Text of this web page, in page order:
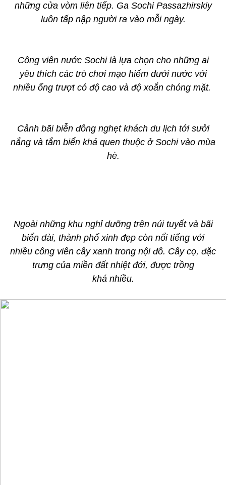
những cửa vòm liên tiếp. Ga Sochi Passazhirskiy
luôn tấp nập người ra vào mỗi ngày.
Công viên nước Sochi là lựa chọn cho những ai
yêu thích các trò chơi mạo hiểm dưới nước với
nhiều ống trượt có độ cao và độ xoắn chóng mặt.
Cảnh bãi biễn đông nghẹt khách du lịch tới sưởi
nắng và tắm biển khá quen thuộc ở Sochi vào mùa
hè.
Ngoài những khu nghỉ dưỡng trên núi tuyết và bãi
biển dài, thành phố xinh đẹp còn nổi tiếng với
nhiều công viên cây xanh trong nội đô. Cây cọ, đặc
trưng của miền đất nhiệt đới, được trồng
khá nhiều.